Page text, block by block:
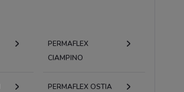
PERMAFLEX
CIAMPINO
PERMAFLEX OSTIA